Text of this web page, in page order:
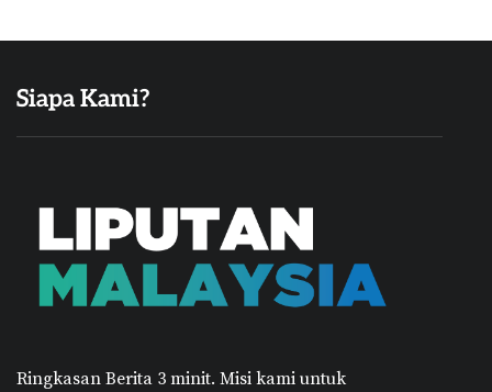
Siapa Kami?
Ringkasan Berita 3 minit. Misi kami untuk